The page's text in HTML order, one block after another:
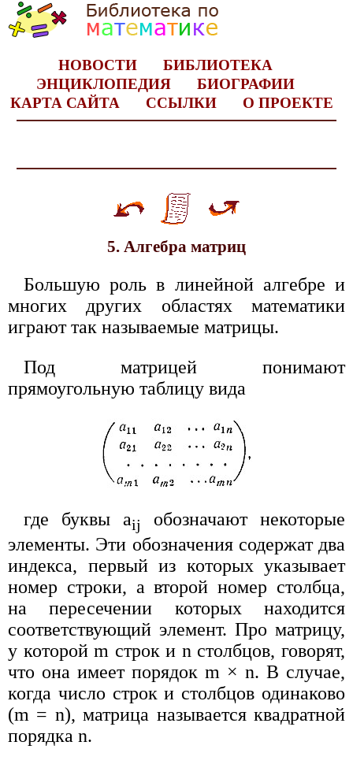
НОВОСТИ
БИБЛИОТЕКА
ЭНЦИКЛОПЕДИЯ
БИОГРАФИИ
КАРТА САЙТА
ССЫЛКИ О ПРОЕКТЕ
5. Алгебра матриц
Большую роль в линейной алгебре и
многих других областях математики
играют так называемые матрицы.
Под матрицей понимают
прямоугольную таблицу вида
где буквы aij
обозначают некоторые
элементы. Эти обозначения содержат два
индекса, первый из которых указывает
номер строки, а второй номер столбца,
на пересечении которых находится
соответствующий элемент. Про матрицу,
у которой m строк и n столбцов, говорят,
что она имеет порядок m × n. В случае,
когда число строк и столбцов одинаково
(m = n), матрица называется квадратной
порядка n.